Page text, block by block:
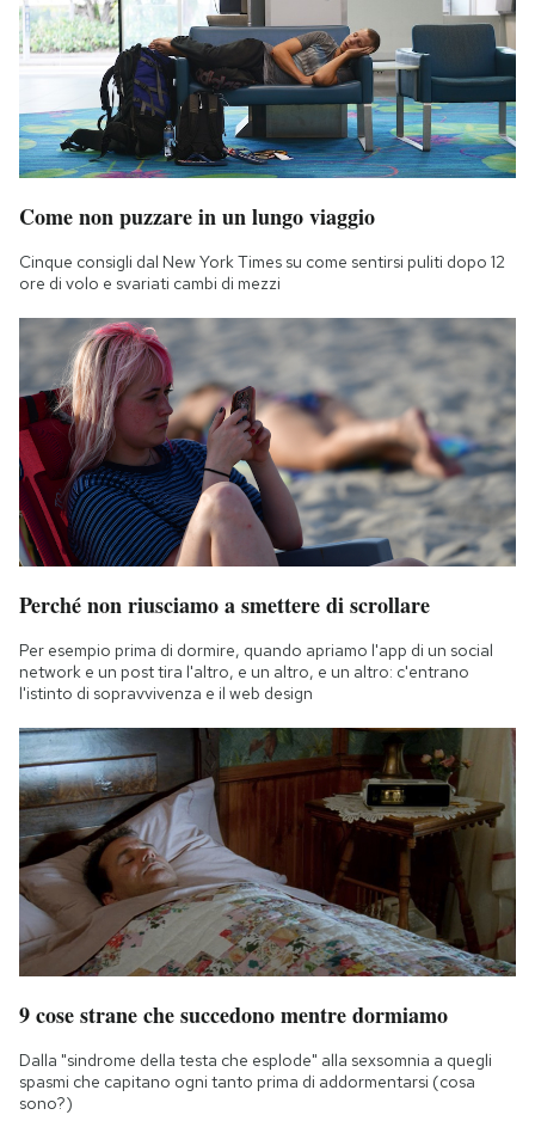
Come non puzzare in un lungo viaggio
Cinque consigli dal New York Times su come sentirsi puliti dopo 12
ore di volo e svariati cambi di mezzi
Perché non riusciamo a smettere di scrollare
Per esempio prima di dormire, quando apriamo l'app di un social
network e un post tira l'altro, e un altro, e un altro: c'entrano
l'istinto di sopravvivenza e il web design
9 cose strane che succedono mentre dormiamo
Dalla "sindrome della testa che esplode" alla sexsomnia a quegli
spasmi che capitano ogni tanto prima di addormentarsi (cosa
sono?)